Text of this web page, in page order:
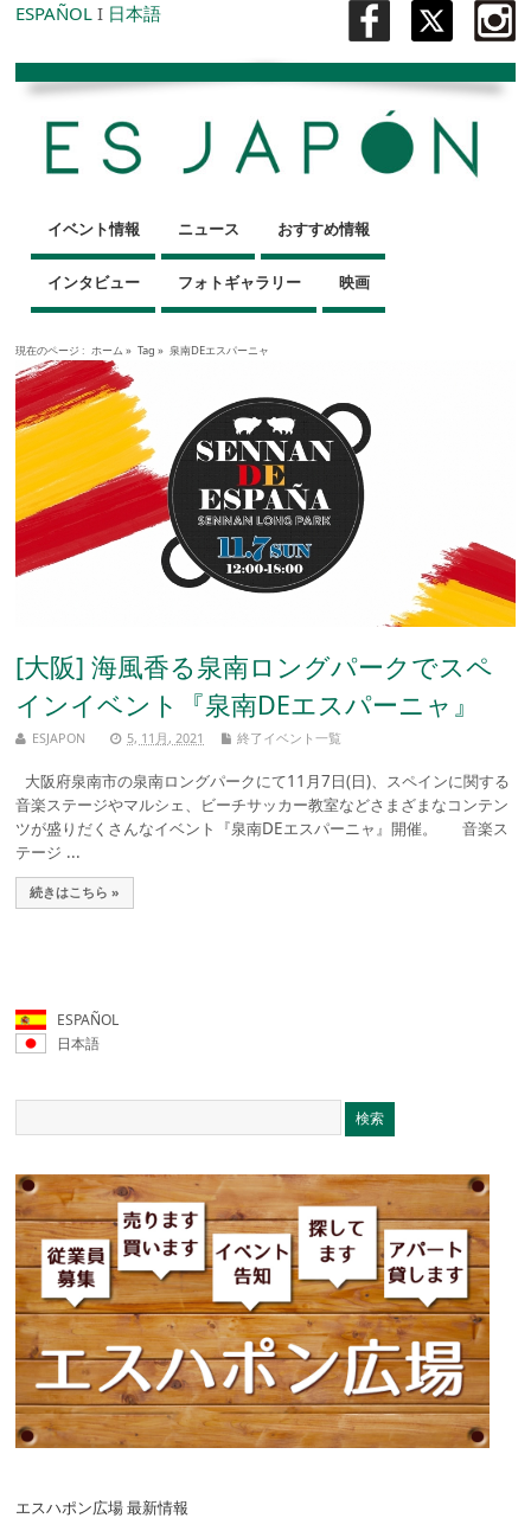
ESPAÑOL I 日本語
イベント情報 ニュース おすすめ情報
インタビュー フォトギャラリー 映画
現在のページ : ホーム » Tag » 泉南DEエスパーニャ
[大阪] 海風香る泉南ロングパークでスペ
インイベント『泉南DEエスパーニャ』
ESJAPON 5, 11月, 2021 終了イベント一覧
大阪府泉南市の泉南ロングパークにて11月7日(日)、スペインに関する
音楽ステージやマルシェ、ビーチサッカー教室などさまざまなコンテン
ツが盛りだくさんなイベント『泉南DEエスパーニャ』開催。 音楽ス
テージ ...
続きはこちら »
ESPAÑOL
日本語
エスハポン広場 最新情報